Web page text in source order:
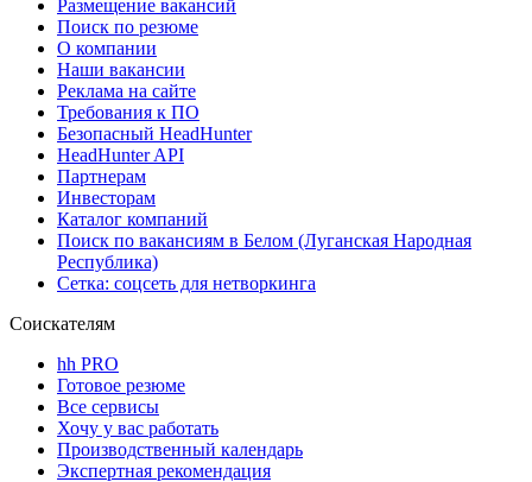
Размещение вакансий
Поиск по резюме
О компании
Наши вакансии
Реклама на сайте
Требования к ПО
Безопасный HeadHunter
HeadHunter API
Партнерам
Инвесторам
Каталог компаний
Поиск по вакансиям в Белом (Луганская Народная
Республика)
Сетка: соцсеть для нетворкинга
Соискателям
hh PRO
Готовое резюме
Все сервисы
Хочу у вас работать
Производственный календарь
Экспертная рекомендация